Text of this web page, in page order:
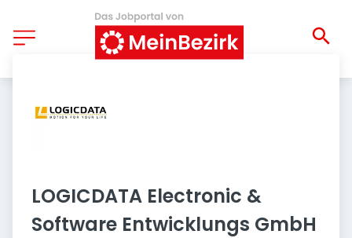
LOGICDATA Electronic &